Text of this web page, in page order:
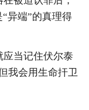
异端”的真理得
应当记住伏尔泰
我会用生命扞卫